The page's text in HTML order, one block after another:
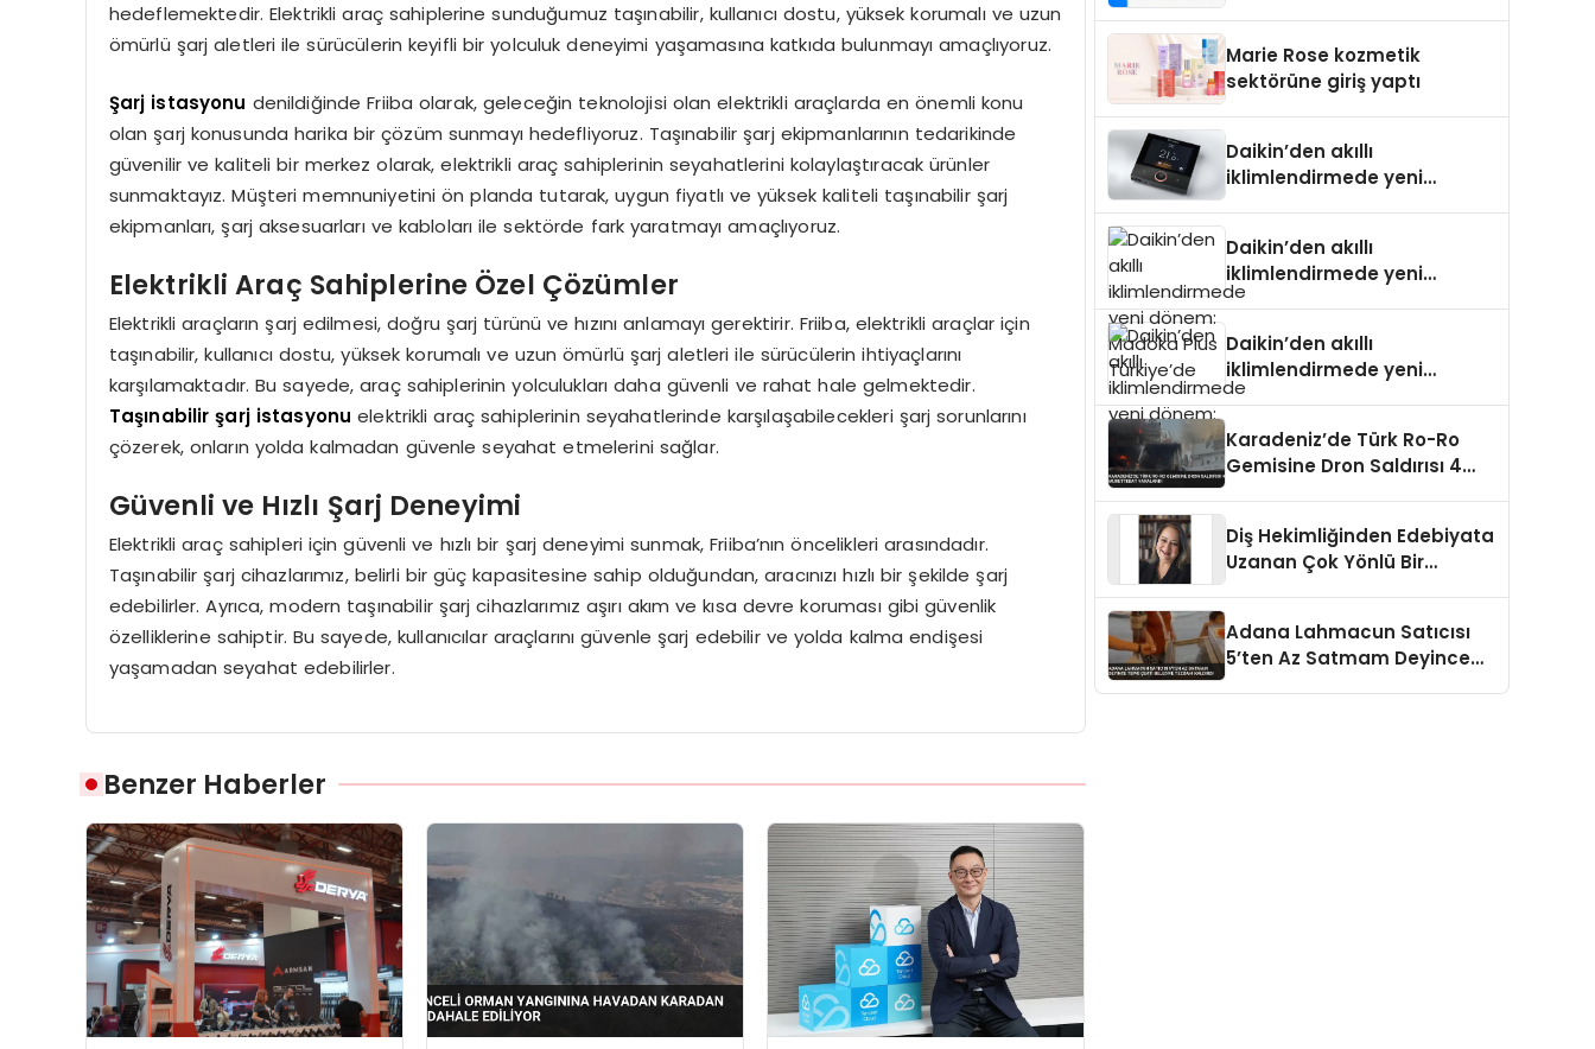
hedeflemektedir. Elektrikli araç sahiplerine sunduğumuz taşınabilir, kullanıcı dostu, yüksek korumalı ve uzun
ömürlü şarj aletleri ile sürücülerin keyifli bir yolculuk deneyimi yaşamasına katkıda bulunmayı amaçlıyoruz.
Şarj istasyonu denildiğinde Friiba olarak, geleceğin teknolojisi olan elektrikli araçlarda en önemli konu
olan şarj konusunda harika bir çözüm sunmayı hedefliyoruz. Taşınabilir şarj ekipmanlarının tedarikinde
güvenilir ve kaliteli bir merkez olarak, elektrikli araç sahiplerinin seyahatlerini kolaylaştıracak ürünler
sunmaktayız. Müşteri memnuniyetini ön planda tutarak, uygun fiyatlı ve yüksek kaliteli taşınabilir şarj
ekipmanları, şarj aksesuarları ve kabloları ile sektörde fark yaratmayı amaçlıyoruz.
Elektrikli Araç Sahiplerine Özel Çözümler
Elektrikli araçların şarj edilmesi, doğru şarj türünü ve hızını anlamayı gerektirir. Friiba, elektrikli araçlar için
taşınabilir, kullanıcı dostu, yüksek korumalı ve uzun ömürlü şarj aletleri ile sürücülerin ihtiyaçlarını
karşılamaktadır. Bu sayede, araç sahiplerinin yolculukları daha güvenli ve rahat hale gelmektedir.
Taşınabilir şarj istasyonu elektrikli araç sahiplerinin seyahatlerinde karşılaşabilecekleri şarj sorunlarını
çözerek, onların yolda kalmadan güvenle seyahat etmelerini sağlar.
Güvenli ve Hızlı Şarj Deneyimi
Elektrikli araç sahipleri için güvenli ve hızlı bir şarj deneyimi sunmak, Friiba’nın öncelikleri arasındadır.
Taşınabilir şarj cihazlarımız, belirli bir güç kapasitesine sahip olduğundan, aracınızı hızlı bir şekilde şarj
edebilirler. Ayrıca, modern taşınabilir şarj cihazlarımız aşırı akım ve kısa devre koruması gibi güvenlik
özelliklerine sahiptir. Bu sayede, kullanıcılar araçlarını güvenle şarj edebilir ve yolda kalma endişesi
yaşamadan seyahat edebilirler.
Benzer Haberler
Aldı
Marie Rose kozmetik
sektörüne giriş yaptı
Daikin’den akıllı
iklimlendirmede yeni
Daikin’den akıllı
iklimlendirmede yeni
dönem: Madoka Plus
Daikin’den akıllı
iklimlendirmede yeni
dönem: Madoka Plus
Karadeniz’de Türk Ro-Ro
Gemisine Dron Saldırısı 4
Diş Hekimliğinden Edebiyata
Uzanan Çok Yönlü Bir
Adana Lahmacun Satıcısı
5’ten Az Satmam Deyince